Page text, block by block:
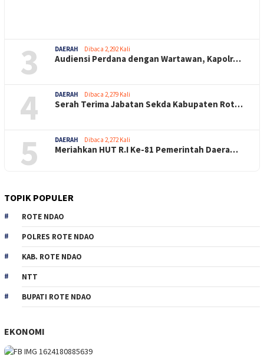
3 DAERAH Dibaca 2,292 Kali
Audiensi Perdana dengan Wartawan, Kapolr…
4 DAERAH Dibaca 2,279 Kali
Serah Terima Jabatan Sekda Kabupaten Rot…
5 DAERAH Dibaca 2,272 Kali
Meriahkan HUT R.I Ke-81 Pemerintah Daera…
TOPIK POPULER
ROTE NDAO
POLRES ROTE NDAO
KAB. ROTE NDAO
NTT
BUPATI ROTE NDAO
EKONOMI